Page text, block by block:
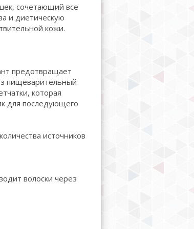
сочетающий все
и диетическую
кожи.
предотвращает
пищеварительный
которая
для последующего
источников
волоски через